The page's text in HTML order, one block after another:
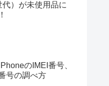
代）が未使用品に
のIMEI番号、
号の調べ方